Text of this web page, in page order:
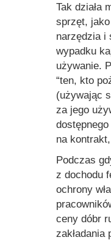
Tak działa
sprzęt, jako
narzędzia i
wypadku
używanie.
“ten, kto
(używając
za jego
na
Podczas
z dochodu
ochrony
ceny dóbr